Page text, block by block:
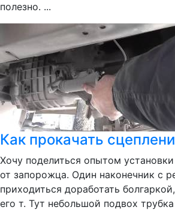
полезно. ...
Как прокачать
Хочу поделиться опытом
от запорожца. Один наконечник с
приходиться доработать
его т. Тут небольшой подвох